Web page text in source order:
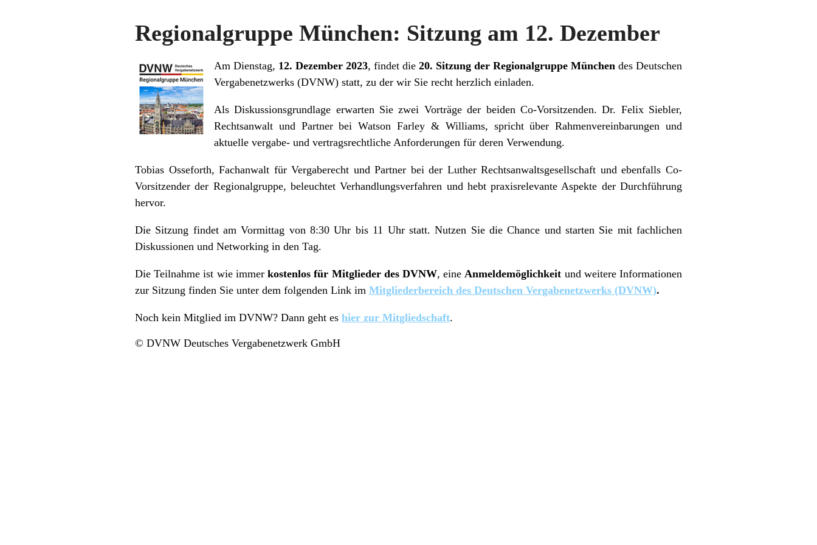
Regionalgruppe München: Sitzung am 12. Dezember
Am Dienstag, 12. Dezember 2023, findet die 20. Sitzung der Regionalgruppe München des Deutschen
Vergabenetzwerks (DVNW) statt, zu der wir Sie recht herzlich einladen.
Als Diskussionsgrundlage erwarten Sie zwei Vorträge der beiden Co-Vorsitzenden. Dr. Felix Siebler,
Rechtsanwalt und Partner bei Watson Farley & Williams, spricht über Rahmenvereinbarungen und
aktuelle vergabe- und vertragsrechtliche Anforderungen für deren Verwendung.
Tobias Osseforth, Fachanwalt für Vergaberecht und Partner bei der Luther Rechtsanwaltsgesellschaft und ebenfalls Co-
Vorsitzender der Regionalgruppe, beleuchtet Verhandlungsverfahren und hebt praxisrelevante Aspekte der Durchführung
hervor.
Die Sitzung findet am Vormittag von 8:30 Uhr bis 11 Uhr statt. Nutzen Sie die Chance und starten Sie mit fachlichen
Diskussionen und Networking in den Tag.
Die Teilnahme ist wie immerkostenlos für Mitglieder des DVNW, eine Anmeldemöglichkeit und weitere Informationen
zur Sitzung finden Sie unter dem folgenden Link im Mitgliederbereich des Deutschen Vergabenetzwerks (DVNW).
Noch kein Mitglied im DVNW? Dann geht es hier zur Mitgliedschaft.